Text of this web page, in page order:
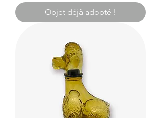
Objet déjà adopté !